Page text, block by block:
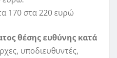
170 στα 220 ευρώ
θέσης ευθύνης κατά
υποδιευθυντές,